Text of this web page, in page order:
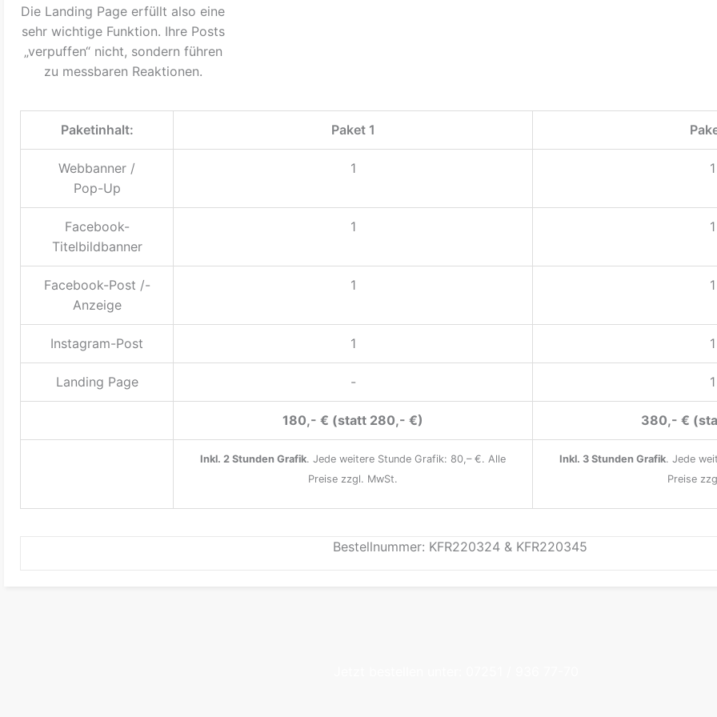
Die Landing Page erfüllt also eine
sehr wichtige Funktion. Ihre Posts
„verpuffen“ nicht, sondern führen
zu messbaren Reaktionen.
Paketinhalt: Paket 1
Webbanner /
Pop-Up
1 1
Facebook-
Titelbildbanner
1 1
Facebook-Post /-
Anzeige
1 1
Instagram-Post 1 1
Landing Page - 1
180,- € (statt 280,- €) 380,- €
Inkl. 2 Stunden Grafik. Jede weitere Stunde Grafik: 80,– €. Alle
Preise zzgl. MwSt.
Inkl. 3 Stunden Grafik. Jede
Preise
Bestellnummer: KFR220324 & KFR220345